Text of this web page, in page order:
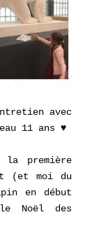
avec
11 ans ♥
première
(et moi du
en début
Noël des